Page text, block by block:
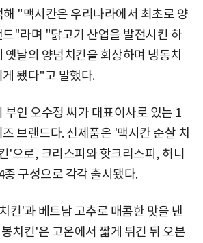
"맥시칸은 우리나라에서 최초로 양
"라며 "닭고기 산업을 발전시킨 하
옛날의 양념치킨을 회상하며 냉동치
됐다"고 말했다.
부인 오수정 씨가 대표이사로 있는 1
브랜드다. 신제품은 '맥시칸 순살 치
'으로, 크리스피와 핫크리스피, 허니
구성으로 각각 출시됐다.
킨'과 베트남 고추로 매콤한 맛을 낸
치킨'은 고온에서 짧게 튀긴 뒤 오븐